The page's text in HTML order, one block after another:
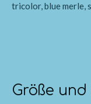
tricolor, blue merle,
Größe